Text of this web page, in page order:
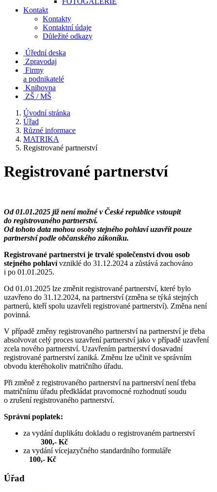
Kontakt
Kontakty
Kontaktní údaje
Důležité odkazy
Úřední deska
Zpravodaj
Firmy
a podnikatelé
Knihovna
ZŠ / MŠ
Úvodní stránka
Úřad
Různé informace
MATRIKA
Registrované partnerství
Registrované partnerství
Od 01.01.2025 již není možné v České republice vstoupit
do registrovaného partnerství.
Od tohoto data mohou osoby stejného pohlaví uzavřít pouze
partnerství podle občanského zákoníku.
Registrované partnerství je trvalé společenství dvou osob
stejného pohlavívzniklé do 31.12.2024 a zůstává zachováno
i po 01.01.2025.
Od 01.01.2025 lze změnit registrované partnerství, které bylo
uzavřeno do 31.12.2024, na partnerství (změna se týká stejných
partnerů, kteří spolu uzavřeli registrované partnerství). Změna není
povinná.
V případě změny registrovaného partnerství na partnerství je třeba
absolvovat celý proces uzavření partnerství jako v případě uzavření
zcela nového partnerství. Uzavřením partnerství dosavadní
registrované partnerství zaniká. Změnu lze učinit ve správním
obvodu kteréhokoliv matričního úřadu.
Při změně z registrovaného partnerství na partnerství není třeba
matričnímu úřadu předkládat pravomocné rozhodnutí soudu
o zrušení registrovaného partnerství.
Správní poplatek:
za vydání duplikátu dokladu o registrovaném partnerství
300,- Kč
za vydání vícejazyčného standardního formuláře
100,- Kč
Úřad